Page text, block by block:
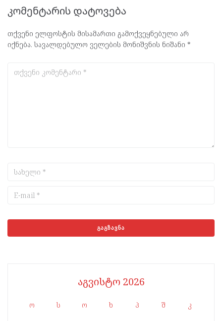
კომენტარის დატოვება
თქვენი ელფოსტის მისამართი გამოქვეყნებული არ
იქნება. სავალდებულო ველების მონიშვნის ნიშანი *
აგვისტო 2026
ო ს ო ხ პ შ კ